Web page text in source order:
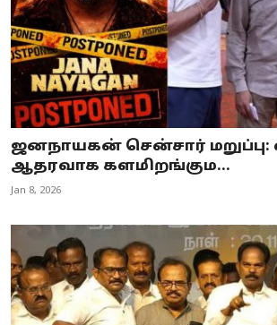
ஜனநாயகன் சென்சார் மறுப்பு:
ஆதரவாக களமிறங்கும...
Jan 8, 2026